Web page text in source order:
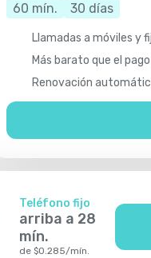
60 mín. 30 días
Llamadas a móviles y
Más barato que el
Renovación
Teléfono fijo
arriba a 28
mín.
de $0.285/mín.